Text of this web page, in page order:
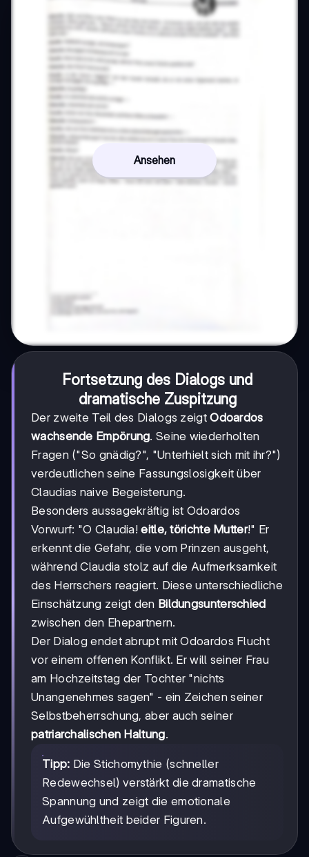
Ansehen
Fortsetzung des Dialogs und
dramatische Zuspitzung
Der zweite Teil des Dialogs zeigtOdoardos
wachsende Empörung. Seine wiederholten
Fragen ("So gnädig?", "Unterhielt sich mit ihr?")
verdeutlichen seine Fassungslosigkeit über
Claudias naive Begeisterung.
Besonders aussagekräftig ist Odoardos
Vorwurf: "O Claudia!eitle, törichte Mutter!" Er
erkennt die Gefahr, die vom Prinzen ausgeht,
während Claudia stolz auf die Aufmerksamkeit
des Herrschers reagiert. Diese unterschiedliche
Einschätzung zeigt den Bildungsunterschied
zwischen den Ehepartnern.
Der Dialog endet abrupt mit Odoardos Flucht
vor einem offenen Konflikt. Er will seiner Frau
am Hochzeitstag der Tochter "nichts
Unangenehmes sagen" - ein Zeichen seiner
Selbstbeherrschung, aber auch seiner
patriarchalischen Haltung.
Tipp: Die Stichomythie (schneller
Redewechsel) verstärkt die dramatische
Spannung und zeigt die emotionale
Aufgewühltheit beider Figuren.